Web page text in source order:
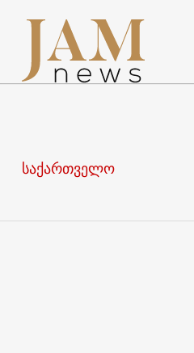
საქართველო